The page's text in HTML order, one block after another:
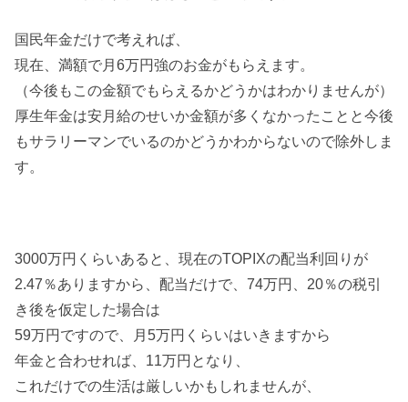
国民年金だけで考えれば、
現在、満額で月6万円強のお金がもらえます。
（今後もこの金額でもらえるかどうかはわかりませんが）
厚生年金は安月給のせいか金額が多くなかったことと今後
もサラリーマンでいるのかどうかわからないので除外しま
す。
3000万円くらいあると、現在のTOPIXの配当利回りが
2.47％ありますから、配当だけで、74万円、20％の税引
き後を仮定した場合は
59万円ですので、月5万円くらいはいきますから
年金と合わせれば、11万円となり、
これだけでの生活は厳しいかもしれませんが、